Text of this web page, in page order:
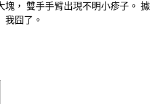
塊， 雙手手臂出現不明小疹子。 據
我囧了。